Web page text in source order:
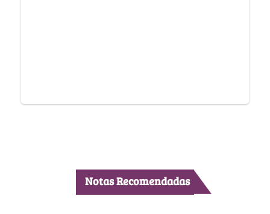
Notas Recomendadas